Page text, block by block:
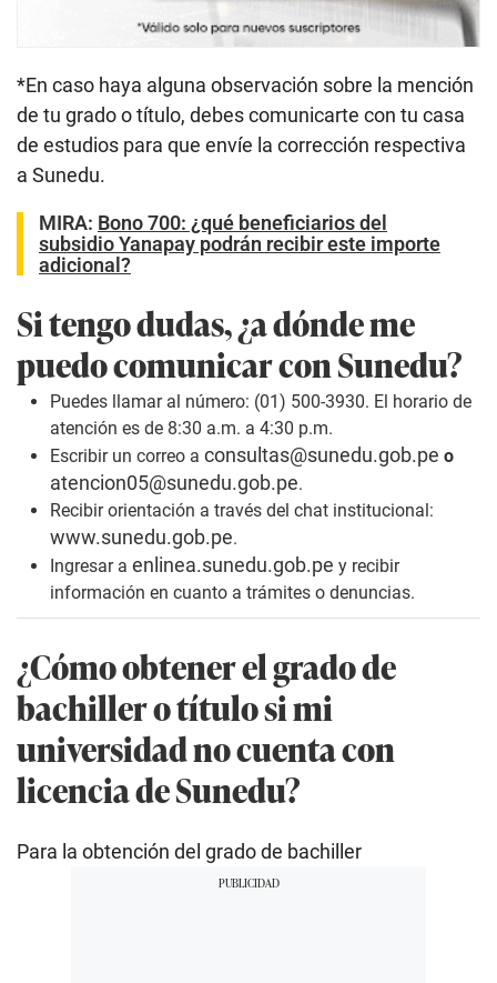
*En caso haya alguna observación sobre la mención
de tu grado o título, debes comunicarte con tu casa
de estudios para que envíe la corrección respectiva
a Sunedu.
MIRA: Bono 700: ¿qué beneficiarios del
subsidio Yanapay podrán recibir este importe
adicional?
Si tengo dudas, ¿a dónde me
puedo comunicar con Sunedu?
Puedes llamar al número: (01) 500-3930. El horario de
atención es de 8:30 a.m. a 4:30 p.m.
Escribir un correo a consultas@sunedu.gob.pe o
atencion05@sunedu.gob.pe.
Recibir orientación a través del chat institucional:
www.sunedu.gob.pe.
Ingresar a enlinea.sunedu.gob.pe y recibir
información en cuanto a trámites o denuncias.
¿Cómo obtener el grado de
bachiller o título si mi
universidad no cuenta con
licencia de Sunedu?
Para la obtención del grado de bachiller